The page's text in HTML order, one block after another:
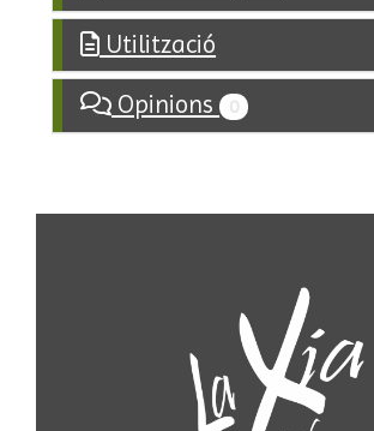
Utilització
Opinions 0